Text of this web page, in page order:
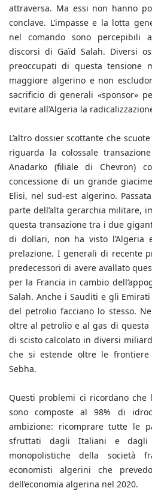
attraversa. Ma essi non hanno
conclave. L’impasse e la lotta
nel comando sono percepibili
discorsi di Gaïd Salah. Diversi
preoccupati di questa tensione
maggiore algerino e non
sacrificio di generali «sponsor»
evitare all’Algeria la
L’altro dossier scottante che
riguarda la colossale
Anadarko (filiale di Chevron)
concessione di un grande
Elisi, nel sud-est algerino.
parte dell’alta gerarchia militare,
questa transazione tra i due
di dollari, non ha visto
prelazione. I generali di recente
predecessori di avere avallato
per la Francia in cambio
Salah. Anche i Sauditi e gli
del petrolio facciano lo stesso.
oltre al petrolio e al gas di questa
di scisto calcolato in diversi
che si estende oltre le
Sebha.
Questi problemi ci ricordano che
sono composte al 98% di
ambizione: ricomprare tutte le
sfruttati dagli Italiani e dagli
monopolistiche della società
economisti algerini che
dell’economia algerina nel 2020.